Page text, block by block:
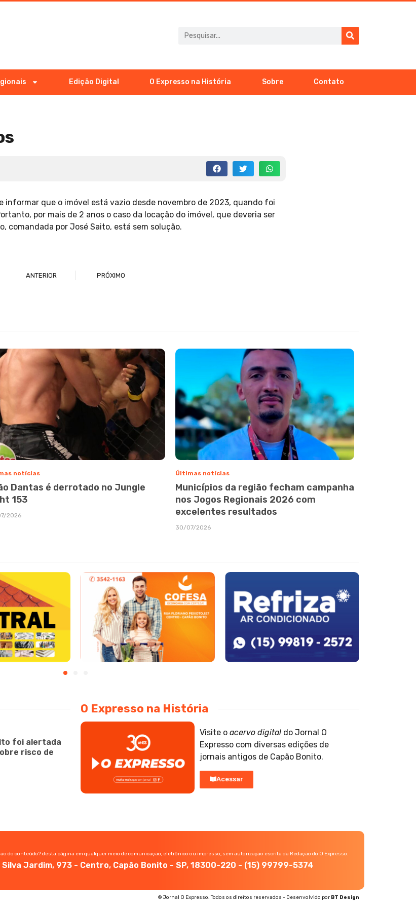
Edição Digital O Expresso na História Sobre Contato
informar que o imóvel está vazio desde novembro de 2023, quando foi
por mais de 2 anos o caso da locação do imóvel, que deveria ser
comandada por José Saito, está sem solução.
ANTERIOR PRÓXIMO
notícias
Dantas é derrotado no Jungle
153
2026
Últimas notícias
Municípios da região fecham campanha
nos Jogos Regionais 2026 com
excelentes resultados
30/07/2026
foi alertada
risco de
O Expresso na História
Visite o acervo digital do Jornal O
Expresso com diversas edições de
jornais antigos de Capão Bonito.
Acessar
do conteúdo? desta página em qualquer meio de comunicação, eletrônico ou impresso, sem autorização escrita da Redação do O Expresso.
Silva Jardim, 973 - Centro, Capão Bonito - SP, 18300-220 - (15) 99799-5374
© Jornal O Expresso. Todos os direitos reservados - Desenvolvido por BT Design